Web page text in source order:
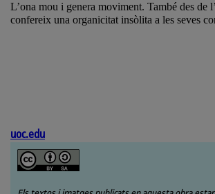
L’ona mou i genera moviment. També des de
confereix una organicitat insòlita a les seves
uoc.edu